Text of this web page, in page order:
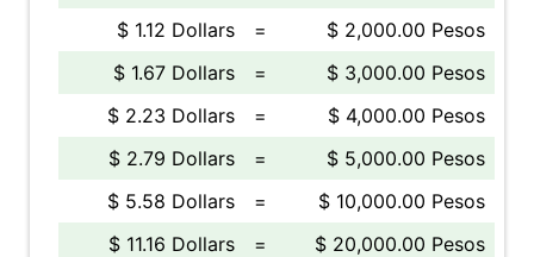
$ 1.12 Dollars
=
$ 2,000.00 Pesos
$ 1.67 Dollars
=
$ 3,000.00 Pesos
$ 2.23 Dollars
=
$ 4,000.00 Pesos
$ 2.79 Dollars
=
$ 5,000.00 Pesos
$ 5.58 Dollars
=
$ 10,000.00 Pesos
$ 11.16 Dollars
=
$ 20,000.00 Pesos